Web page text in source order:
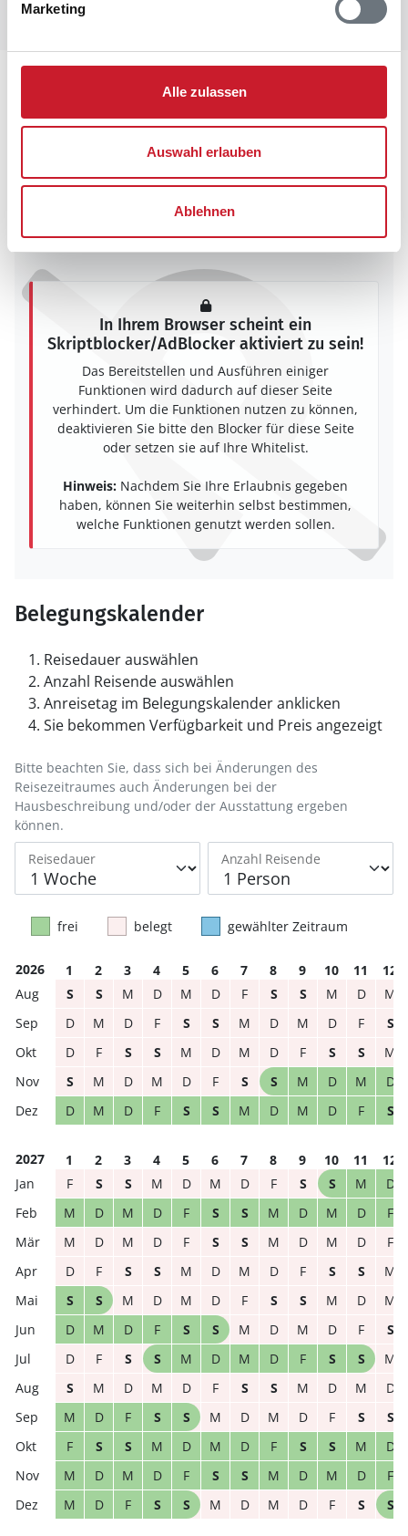
Marketing
Alle zulassen
Auswahl erlauben
Ablehnen
Adresse
Kollemarken 67
In Ihrem Browser scheint ein
Skriptblocker/AdBlocker aktiviert zu sein!
Das Bereitstellen und Ausführen einiger
Funktionen wird dadurch auf dieser Seite
verhindert. Um die Funktionen nutzen zu können,
deaktivieren Sie bitte den Blocker für diese Seite
oder setzen sie auf Ihre Whitelist.
Hinweis: Nachdem Sie Ihre Erlaubnis gegeben
haben, können Sie weiterhin selbst bestimmen,
welche Funktionen genutzt werden sollen.
Belegungskalender
Reisedauer auswählen
Anzahl Reisende auswählen
Anreisetag im Belegungskalender anklicken
Sie bekommen Verfügbarkeit und Preis angezeigt
Reisedauer Anzahl Reisende
Bitte beachten Sie, dass sich bei Änderungen des
Reisezeitraumes auch Änderungen bei der
Hausbeschreibung und/oder der Ausstattung ergeben
können.
frei belegt gewählter Zeitraum
2026 1 2 3 4 5 6 7 8 9 10 11
12
S
S M D M D F S S M D
M
D
M D F S S M D M D F
S
D
F S S M D M D F S S
M
S
M D M D F S S M D M
D
D
M D F S S M D M D F S
2027 1 2 3 4 5 6 7 8 9 10 11
12
F
S S M D M D F S S M
D
M
D M D F S S M D M D
F
M
D M D F S S M D M D
F
D
F S S M D M D F S S
M
S
S M D M D F S S M D
M
D
M D F S S M D M D F
S
D
F S S M D M D F S S
M
S
M D M D F S S M D M
D
M
D F S S M D M D F S
S
F
S S M D M D F S S M
D
M
D M D F S S M D M D
F
M
D F S S M D M D F S S